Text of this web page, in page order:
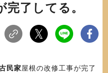
完了してる。
民家屋根の改修工事が完了